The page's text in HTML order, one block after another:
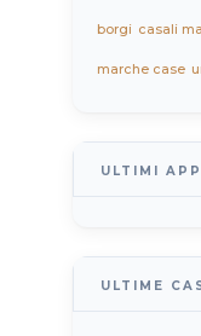
borgi casali
marche case
ULTIMI
ULTIME